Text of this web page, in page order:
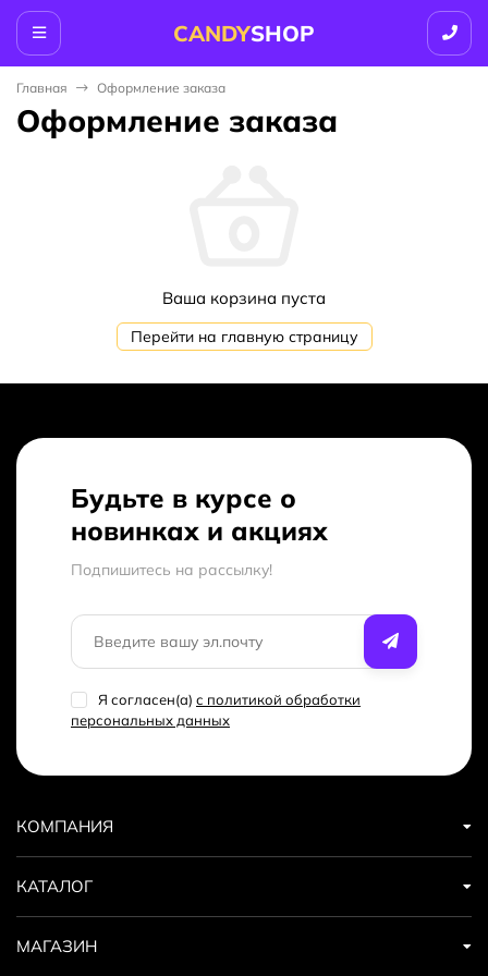
CANDYSHOP
Главная Оформление заказа
Оформление заказа
Ваша корзина пуста
Перейти на главную страницу
Будьте в курсе о
новинках и акциях
Подпишитесь на рассылкy!
Я согласен(a) с политикой обработки
персональных данных
КОМПАНИЯ
КАТАЛОГ
МАГАЗИН